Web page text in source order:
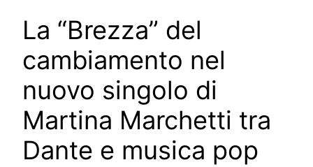
La “Brezza” del
cambiamento nel
nuovo singolo di
Martina Marchetti tra
Dante e musica pop